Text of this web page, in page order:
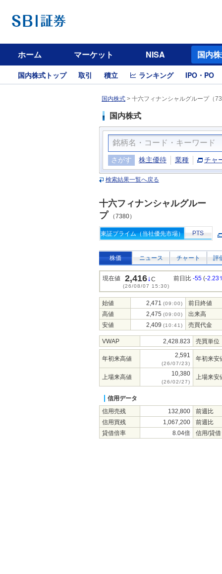
ホーム マーケット NISA 国内
国内株式トップ 取引 積立 ランキング IPO・PO
国内株式 > 十六フィナンシャルグループ（
国内株式
さがす 株主優待 業種 チャ
検索結果一覧へ戻る
十六フィナンシャルグルー
プ （7380）
東証プライム（当社優先市場） PTS
株価 ニュース チャート 評
現在値 2,416↓C
(26/08/07 15:30)
前日比 -55 (-2.23
始値 2,471 (09:00)
前日終値
高値
2,475 (09:00)
出来高
安値
2,409 (10:41) 売買代金
VWAP 2,428.823 売買単位
年初来高値 2,591
(26/07/23)
年初来安
上場来高値 10,380
(26/02/27)
上場来安
信用データ
信用売残
132,800
前週比
信用買残
1,067,200
前週比
貸借倍率
8.04倍 信用/貸借